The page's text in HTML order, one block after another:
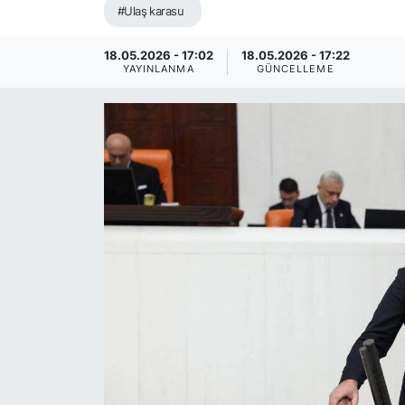
#Ulaş karasu
18.05.2026 - 17:02
YAYINLANMA
18.05.2026 - 17:22
GÜNCELLEME